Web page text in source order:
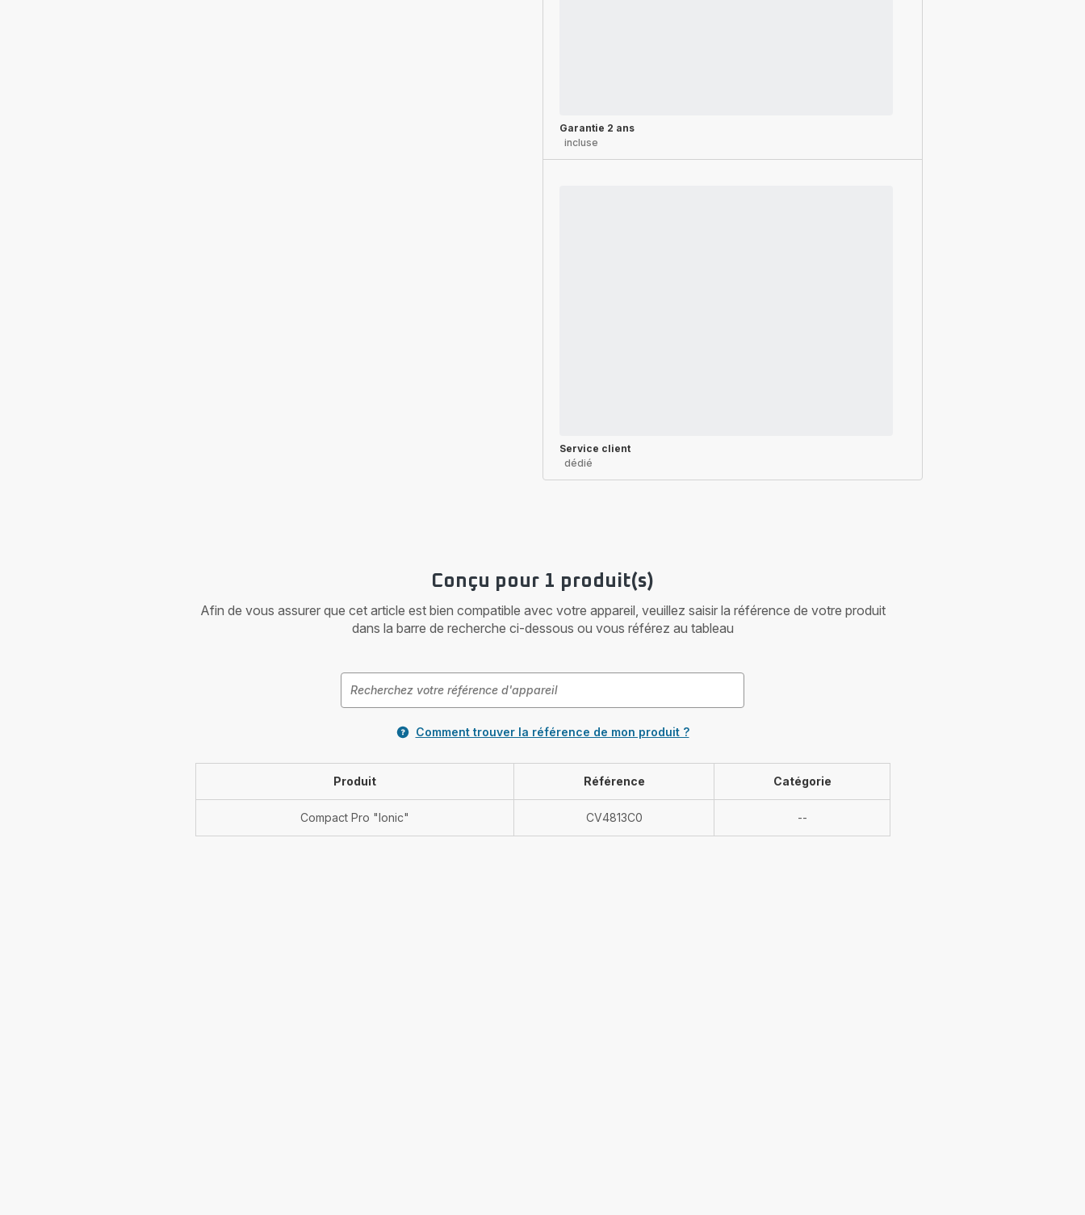
Garantie 2 ans
incluse
Service client
dédié
Conçu pour 1 produit(s)
Afin de vous assurer que cet article est bien compatible avec votre appareil, veuillez saisir la référence de votre produit
dans la barre de recherche ci-dessous ou vous référez au tableau
Comment trouver la référence de mon produit ?
Produit Référence Catégorie
Compact Pro "Ionic" CV4813C0 --Indisponible